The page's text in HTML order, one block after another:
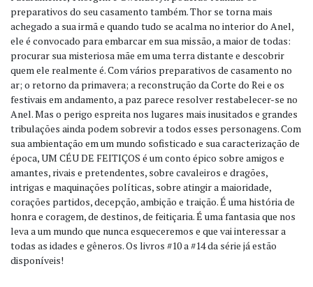
preparativos do seu casamento também. Thor se torna mais
achegado a sua irmã e quando tudo se acalma no interior do Anel,
ele é convocado para embarcar em sua missão, a maior de todas:
procurar sua misteriosa mãe em uma terra distante e descobrir
quem ele realmente é. Com vários preparativos de casamento no
ar; o retorno da primavera; a reconstrução da Corte do Rei e os
festivais em andamento, a paz parece resolver restabelecer-se no
Anel. Mas o perigo espreita nos lugares mais inusitados e grandes
tribulações ainda podem sobrevir a todos esses personagens. Com
sua ambientação em um mundo sofisticado e sua caracterização de
época, UM CÉU DE FEITIÇOS é um conto épico sobre amigos e
amantes, rivais e pretendentes, sobre cavaleiros e dragões,
intrigas e maquinações políticas, sobre atingir a maioridade,
corações partidos, decepção, ambição e traição. É uma história de
honra e coragem, de destinos, de feitiçaria. É uma fantasia que nos
leva a um mundo que nunca esqueceremos e que vai interessar a
todas as idades e gêneros. Os livros #10 a #14 da série já estão
disponíveis!